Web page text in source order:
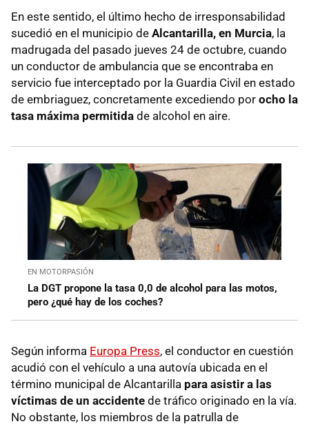
En este sentido, el último hecho de irresponsabilidad
sucedió en el municipio de Alcantarilla, en Murcia, la
madrugada del pasado jueves 24 de octubre, cuando
un conductor de ambulancia que se encontraba en
servicio fue interceptado por la Guardia Civil en estado
de embriaguez, concretamente excediendo por ocho la
tasa máxima permitida de alcohol en aire.
EN MOTORPASIÓN
La DGT propone la tasa 0,0 de alcohol para las motos,
pero ¿qué hay de los coches?
Según informa Europa Press, el conductor en cuestión
acudió con el vehículo a una autovía ubicada en el
término municipal de Alcantarilla para asistir a las
víctimas de un accidente de tráfico originado en la vía.
No obstante, los miembros de la patrulla de